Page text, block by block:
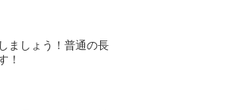
ましょう！普通の長
！